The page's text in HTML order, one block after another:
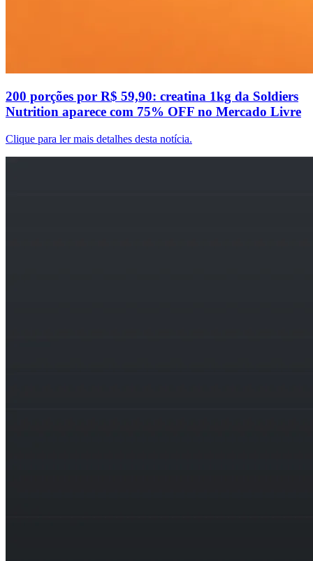
200 porções por R$ 59,90: creatina 1kg da Soldiers
Nutrition aparece com 75% OFF no Mercado Livre
Clique para ler mais detalhes desta notícia.